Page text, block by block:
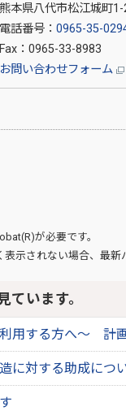
熊本県八代市松江城町
電話番号： 0965-35-
Fax：0965-33-8983
お問い合わせフォーム
が必要です。
示されない場合、最新
います。
用する方へ～ 計
に対する助成につ